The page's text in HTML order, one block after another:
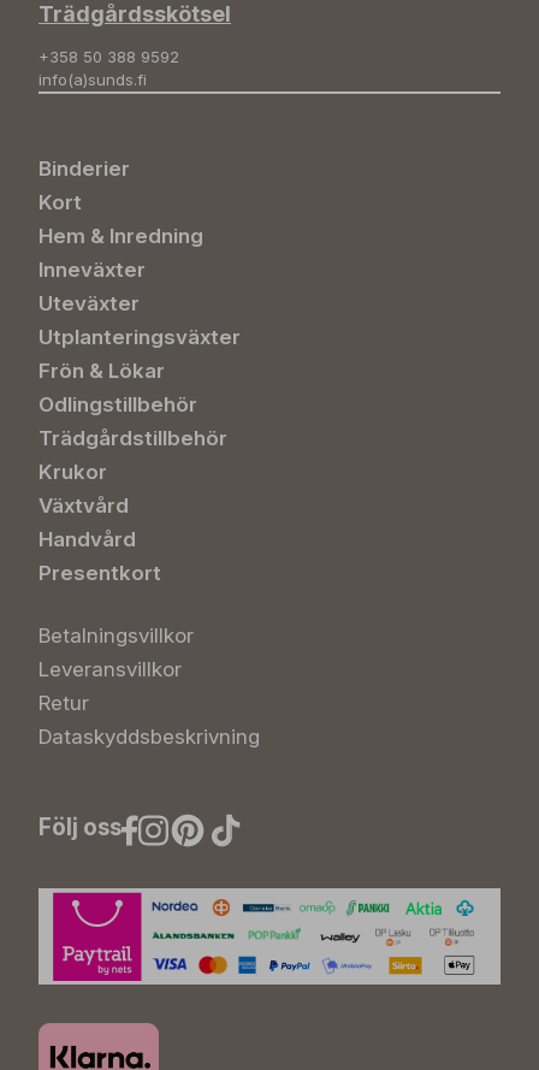
Trädgårdsskötsel
+358 50 388 9592
info(a)sunds.fi
Binderier
Kort
Hem & Inredning
Inneväxter
Uteväxter
Utplanteringsväxter
Frön & Lökar
Odlingstillbehör
Trädgårdstillbehör
Krukor
Växtvård
Handvård
Presentkort
Betalningsvillkor
Leveransvillkor
Retur
Dataskyddsbeskrivning
Följ oss